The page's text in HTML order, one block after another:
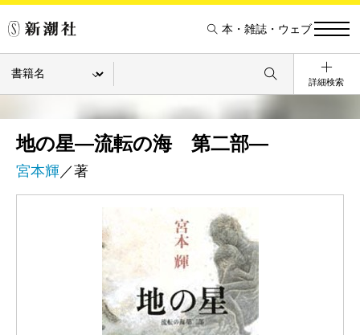
本・雑誌・ウェブ
詳細検索
地の星―流転の海 第二部―
宮本輝／著